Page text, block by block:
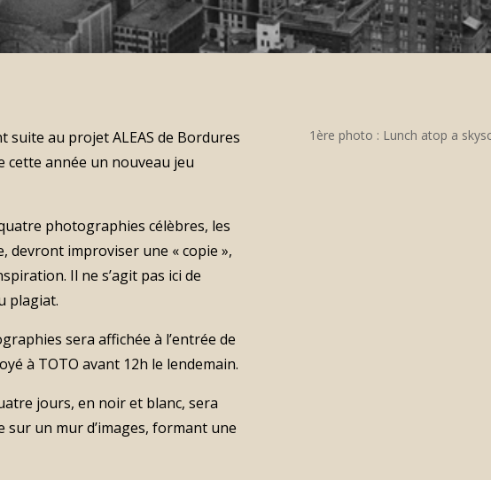
au projet ALEAS de Bordures
cette année un nouveau jeu
photographies célèbres, les
devront improviser une « copie »,
Il ne s’agit pas ici de
plagiat.
sera affichée à l’entrée de
à TOTO avant 12h le lendemain.
jours, en noir et blanc, sera
un mur d’images, formant une
1ère photo : Lunch atop a